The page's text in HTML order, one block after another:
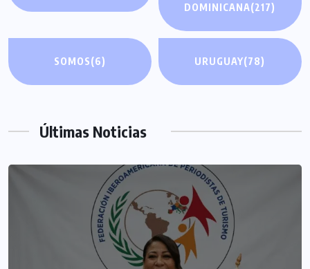
DOMINICANA(217)
SOMOS(6) URUGUAY(78)
Últimas Noticias